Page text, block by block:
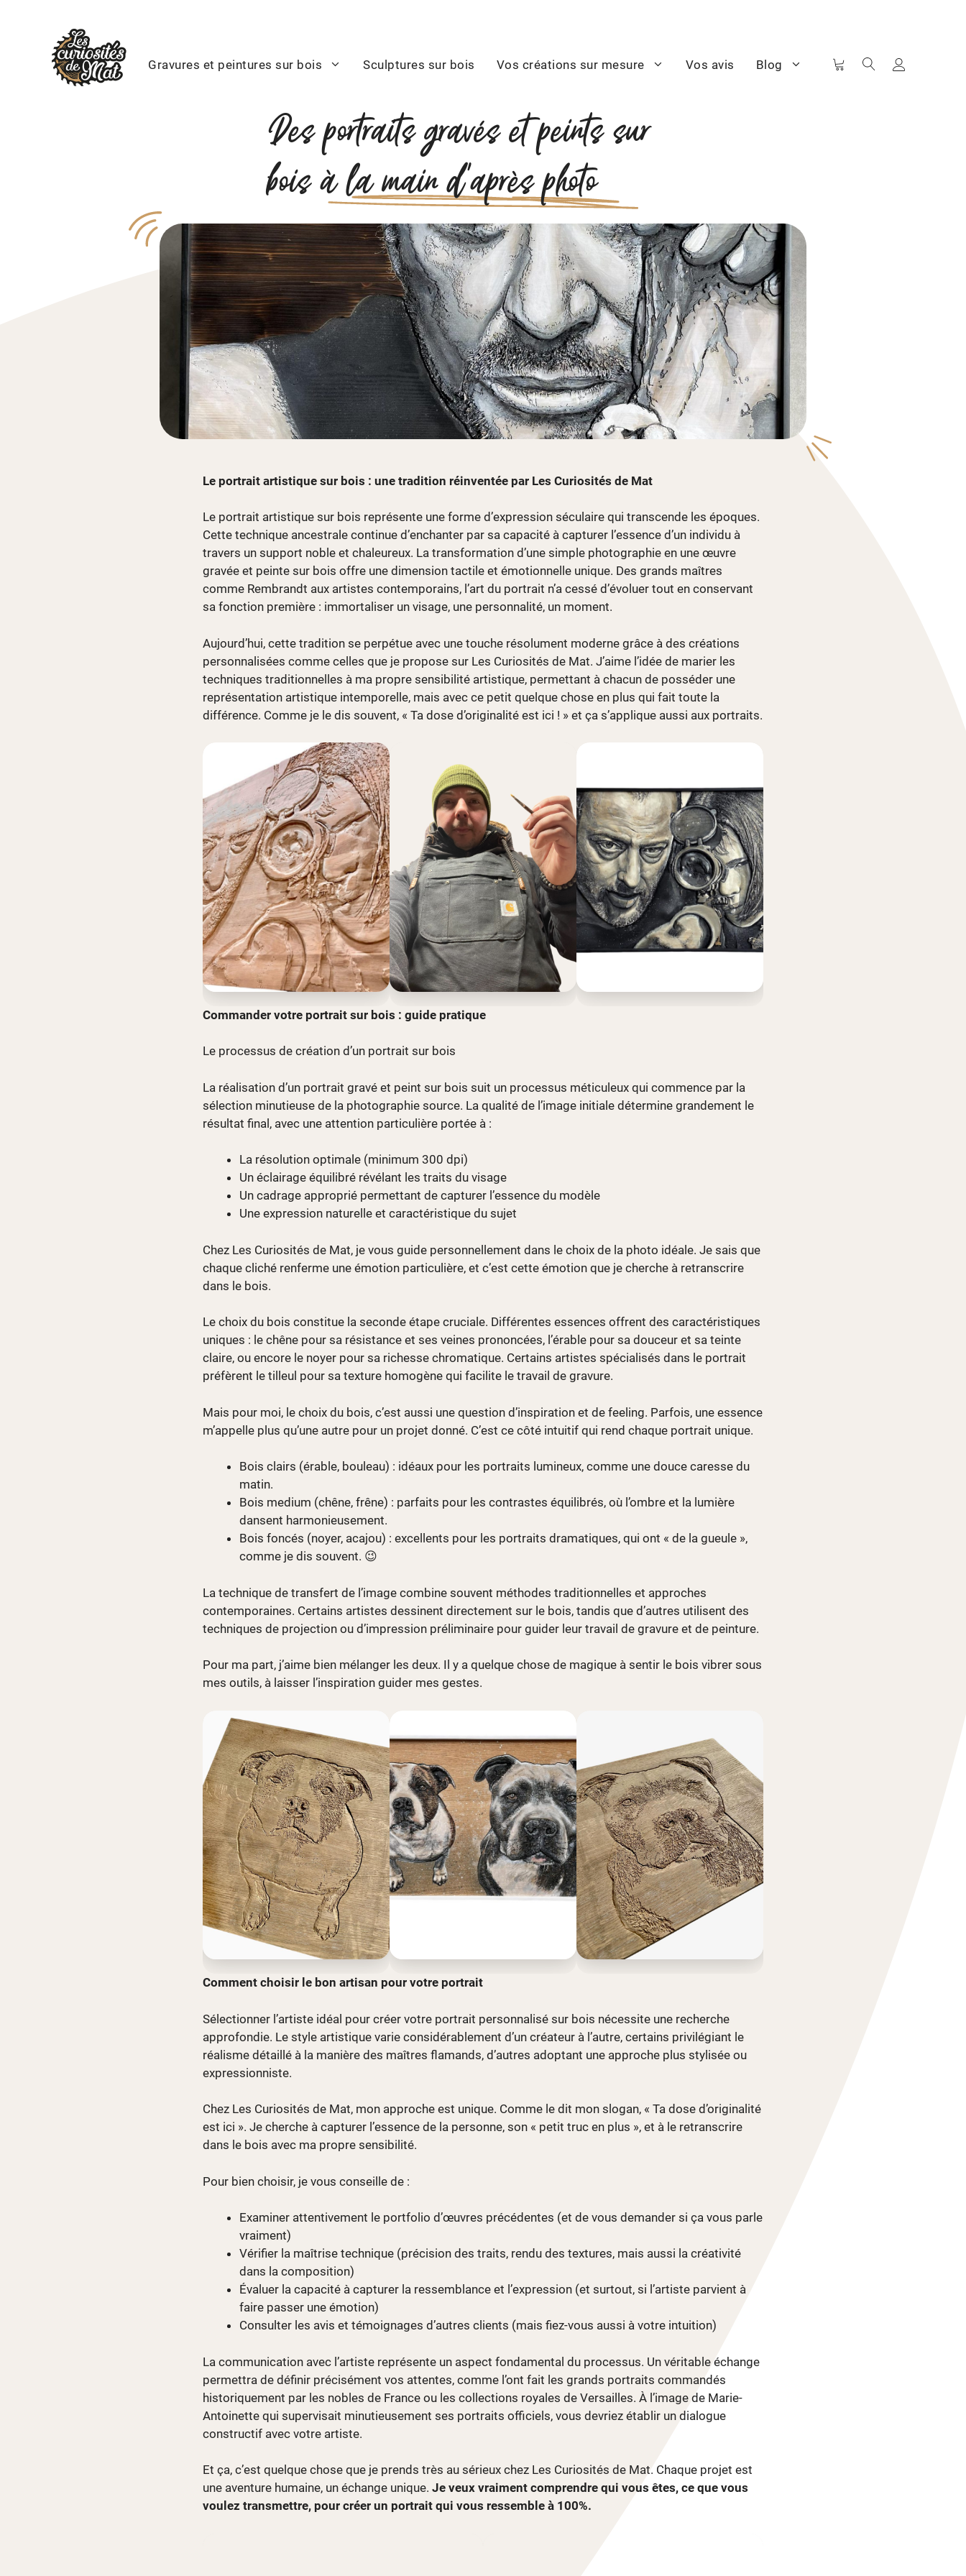
Gravures et peintures sur bois Sculptures sur bois Vos créations sur mesure Vos avis Blog
Des portraits gravés et peints sur
bois à la main d’après photo
Le portrait artistique sur bois : une tradition réinventée par Les Curiosités de Mat
Le portrait artistique sur bois représente une forme d’expression séculaire qui transcende les époques.
Cette technique ancestrale continue d’enchanter par sa capacité à capturer l’essence d’un individu à
travers un support noble et chaleureux. La transformation d’une simple photographie en une œuvre
gravée et peinte sur bois offre une dimension tactile et émotionnelle unique. Des grands maîtres
comme Rembrandt aux artistes contemporains, l’art du portrait n’a cessé d’évoluer tout en conservant
sa fonction première : immortaliser un visage, une personnalité, un moment.
Aujourd’hui, cette tradition se perpétue avec une touche résolument moderne grâce à des créations
personnalisées comme celles que je propose sur Les Curiosités de Mat. J’aime l’idée de marier les
techniques traditionnelles à ma propre sensibilité artistique, permettant à chacun de posséder une
représentation artistique intemporelle, mais avec ce petit quelque chose en plus qui fait toute la
différence. Comme je le dis souvent, « Ta dose d’originalité est ici ! » et ça s’applique aussi aux portraits.
Commander votre portrait sur bois : guide pratique
Le processus de création d’un portrait sur bois
La réalisation d’un portrait gravé et peint sur bois suit un processus méticuleux qui commence par la
sélection minutieuse de la photographie source. La qualité de l’image initiale détermine grandement le
résultat final, avec une attention particulière portée à :
La résolution optimale (minimum 300 dpi)
Un éclairage équilibré révélant les traits du visage
Un cadrage approprié permettant de capturer l’essence du modèle
Une expression naturelle et caractéristique du sujet
Chez Les Curiosités de Mat, je vous guide personnellement dans le choix de la photo idéale. Je sais que
chaque cliché renferme une émotion particulière, et c’est cette émotion que je cherche à retranscrire
dans le bois.
Le choix du bois constitue la seconde étape cruciale. Différentes essences offrent des caractéristiques
uniques : le chêne pour sa résistance et ses veines prononcées, l’érable pour sa douceur et sa teinte
claire, ou encore le noyer pour sa richesse chromatique. Certains artistes spécialisés dans le portrait
préfèrent le tilleul pour sa texture homogène qui facilite le travail de gravure.
Mais pour moi, le choix du bois, c’est aussi une question d’inspiration et de feeling. Parfois, une essence
m’appelle plus qu’une autre pour un projet donné. C’est ce côté intuitif qui rend chaque portrait unique.
Bois clairs (érable, bouleau) : idéaux pour les portraits lumineux, comme une douce caresse du
matin.
Bois medium (chêne, frêne) : parfaits pour les contrastes équilibrés, où l’ombre et la lumière
dansent harmonieusement.
Bois foncés (noyer, acajou) : excellents pour les portraits dramatiques, qui ont « de la gueule »,
comme je dis souvent. 😉
La technique de transfert de l’image combine souvent méthodes traditionnelles et approches
contemporaines. Certains artistes dessinent directement sur le bois, tandis que d’autres utilisent des
techniques de projection ou d’impression préliminaire pour guider leur travail de gravure et de peinture.
Pour ma part, j’aime bien mélanger les deux. Il y a quelque chose de magique à sentir le bois vibrer sous
mes outils, à laisser l’inspiration guider mes gestes.
Comment choisir le bon artisan pour votre portrait
Sélectionner l’artiste idéal pour créer votre portrait personnalisé sur bois nécessite une recherche
approfondie. Le style artistique varie considérablement d’un créateur à l’autre, certains privilégiant le
réalisme détaillé à la manière des maîtres flamands, d’autres adoptant une approche plus stylisée ou
expressionniste.
Chez Les Curiosités de Mat, mon approche est unique. Comme le dit mon slogan, « Ta dose d’originalité
est ici ». Je cherche à capturer l’essence de la personne, son « petit truc en plus », et à le retranscrire
dans le bois avec ma propre sensibilité.
Pour bien choisir, je vous conseille de :
Examiner attentivement le portfolio d’œuvres précédentes (et de vous demander si ça vous parle
vraiment)
Vérifier la maîtrise technique (précision des traits, rendu des textures, mais aussi la créativité
dans la composition)
Évaluer la capacité à capturer la ressemblance et l’expression (et surtout, si l’artiste parvient à
faire passer une émotion)
Consulter les avis et témoignages d’autres clients (mais fiez-vous aussi à votre intuition)
La communication avec l’artiste représente un aspect fondamental du processus. Un véritable échange
permettra de définir précisément vos attentes, comme l’ont fait les grands portraits commandés
historiquement par les nobles de France ou les collections royales de Versailles. À l’image de Marie-
Antoinette qui supervisait minutieusement ses portraits officiels, vous devriez établir un dialogue
constructif avec votre artiste.
Et ça, c’est quelque chose que je prends très au sérieux chez Les Curiosités de Mat. Chaque projet est
une aventure humaine, un échange unique. Je veux vraiment comprendre qui vous êtes, ce que vous
voulez transmettre, pour créer un portrait qui vous ressemble à 100%.